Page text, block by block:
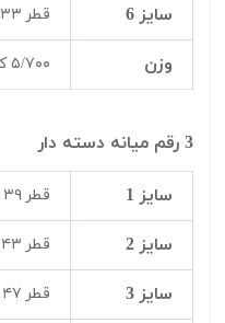
سایز 6 قطر ۳۳ س ارتفاع ۱۴ س
وزن ۵/۷۰۰ کیلوگرم
3 رقم میانه دسته دار
سایز 1 قطر ۳۹ س ارتفاع ۱۸ س
سایز 2 قطر ۴۳ س ارتفاع ۱۹ س
سایز 3 قطر ۴۷ س ارتفاع ۲۱ س